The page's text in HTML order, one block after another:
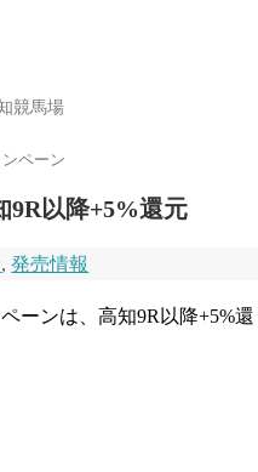
競馬場
ペーン
以降+5%還元
,発売情報
ーンは、高知9R以降+5%還